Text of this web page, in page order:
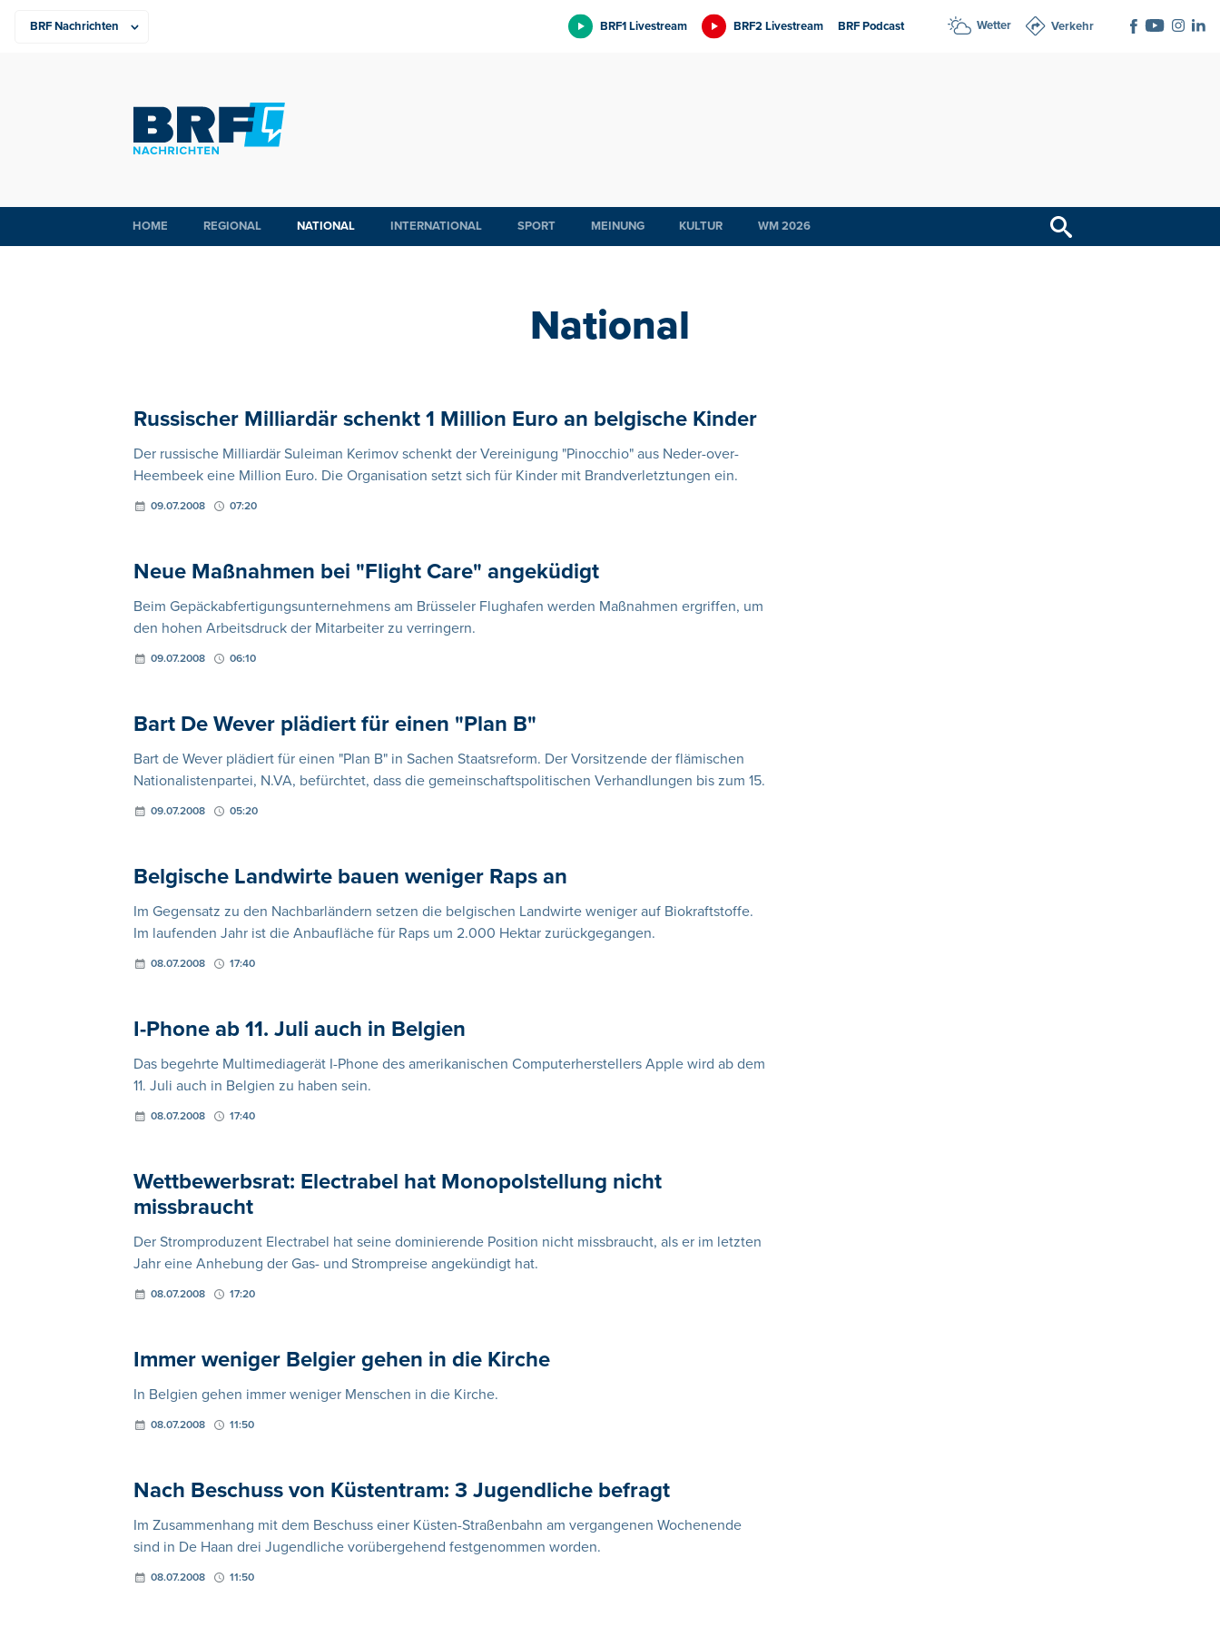
BRF1 Livestream BRF2 Livestream BRF Podcast Wetter Verkehr
HOME REGIONAL NATIONAL INTERNATIONAL SPORT MEINUNG KULTUR WM 2026
National
Russischer Milliardär schenkt 1 Million Euro an belgische Kinder
Der russische Milliardär Suleiman Kerimov schenkt der Vereinigung "Pinocchio" aus Neder-over-
Heembeek eine Million Euro. Die Organisation setzt sich für Kinder mit Brandverletztungen ein.
09.07.2008 07:20
Neue Maßnahmen bei "Flight Care" angeküdigt
Beim Gepäckabfertigungsunternehmens am Brüsseler Flughafen werden Maßnahmen ergriffen, um
den hohen Arbeitsdruck der Mitarbeiter zu verringern.
09.07.2008 06:10
Bart De Wever plädiert für einen "Plan B"
Bart de Wever plädiert für einen "Plan B" in Sachen Staatsreform. Der Vorsitzende der flämischen
Nationalistenpartei, N.VA, befürchtet, dass die gemeinschaftspolitischen Verhandlungen bis zum 15.
09.07.2008 05:20
Belgische Landwirte bauen weniger Raps an
Im Gegensatz zu den Nachbarländern setzen die belgischen Landwirte weniger auf Biokraftstoffe.
Im laufenden Jahr ist die Anbaufläche für Raps um 2.000 Hektar zurückgegangen.
08.07.2008 17:40
I-Phone ab 11. Juli auch in Belgien
Das begehrte Multimediagerät I-Phone des amerikanischen Computerherstellers Apple wird ab dem
11. Juli auch in Belgien zu haben sein.
08.07.2008 17:40
Wettbewerbsrat: Electrabel hat Monopolstellung nicht
missbraucht
Der Stromproduzent Electrabel hat seine dominierende Position nicht missbraucht, als er im letzten
Jahr eine Anhebung der Gas- und Strompreise angekündigt hat.
08.07.2008 17:20
Immer weniger Belgier gehen in die Kirche
In Belgien gehen immer weniger Menschen in die Kirche.
08.07.2008 11:50
Nach Beschuss von Küstentram: 3 Jugendliche befragt
Im Zusammenhang mit dem Beschuss einer Küsten-Straßenbahn am vergangenen Wochenende
sind in De Haan drei Jugendliche vorübergehend festgenommen worden.
08.07.2008 11:50